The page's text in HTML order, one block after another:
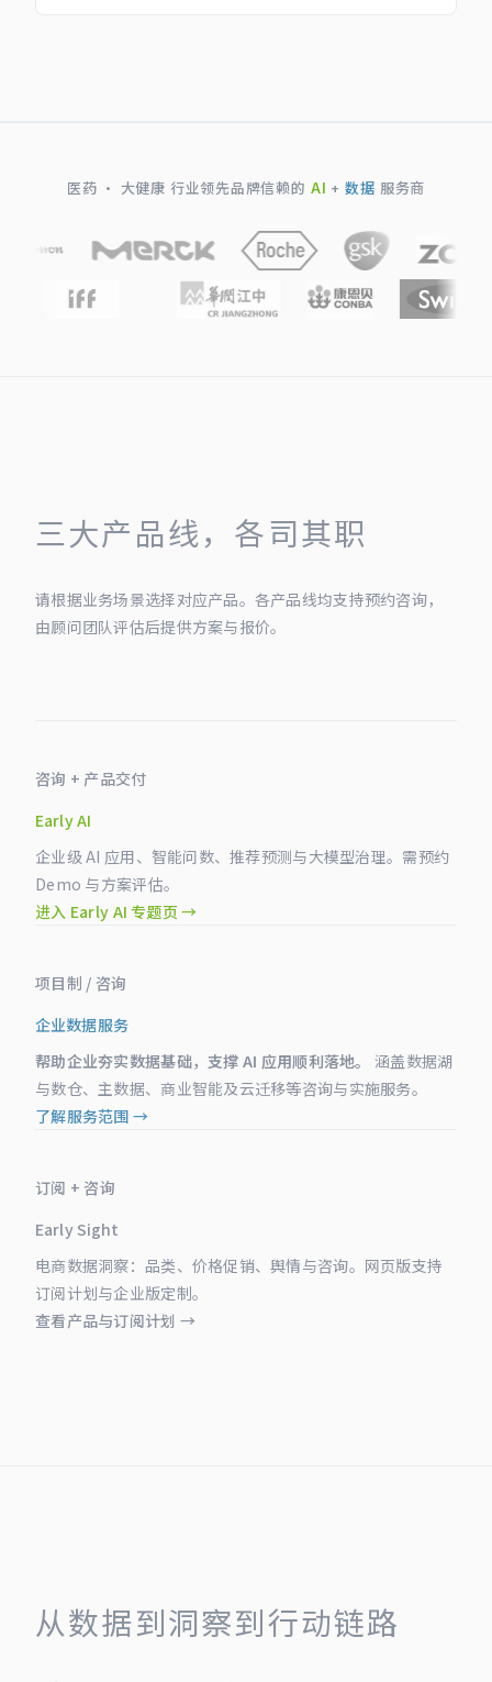
医药 · 大健康 行业领先品牌信赖的 AI +数据 服务商
三大产品线，各司其职
请根据业务场景选择对应产品。各产品线均支持预约咨询，
由顾问团队评估后提供方案与报价。
咨询 + 产品交付
Early AI
企业级 AI 应用、智能问数、推荐预测与大模型治理。需预约
Demo 与方案评估。
进入 Early AI 专题页 →
项目制 / 咨询
企业数据服务
帮助企业夯实数据基础，支撑 AI 应用顺利落地。
涵盖数据湖
与数仓、主数据、商业智能及云迁移等咨询与实施服务。
了解服务范围 →
订阅 + 咨询
Early Sight
电商数据洞察：品类、价格促销、舆情与咨询。网页版支持
订阅计划与企业版定制。
查看产品与订阅计划 →
从数据到洞察到行动链路